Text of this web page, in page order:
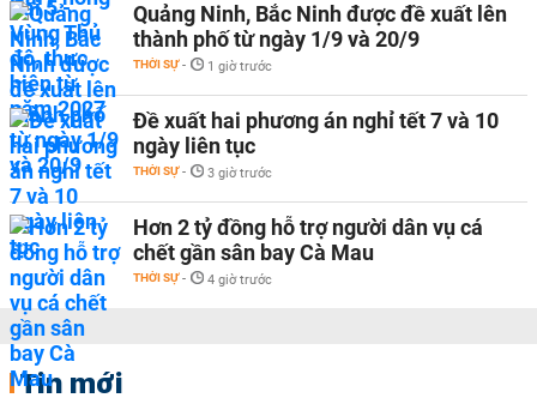
Quảng Ninh, Bắc Ninh được đề xuất lên
thành phố từ ngày 1/9 và 20/9
THỜI SỰ - 1 giờ trước
Đề xuất hai phương án nghỉ tết 7 và 10
ngày liên tục
THỜI SỰ - 3 giờ trước
Hơn 2 tỷ đồng hỗ trợ người dân vụ cá
chết gần sân bay Cà Mau
THỜI SỰ - 4 giờ trước
Tin mới